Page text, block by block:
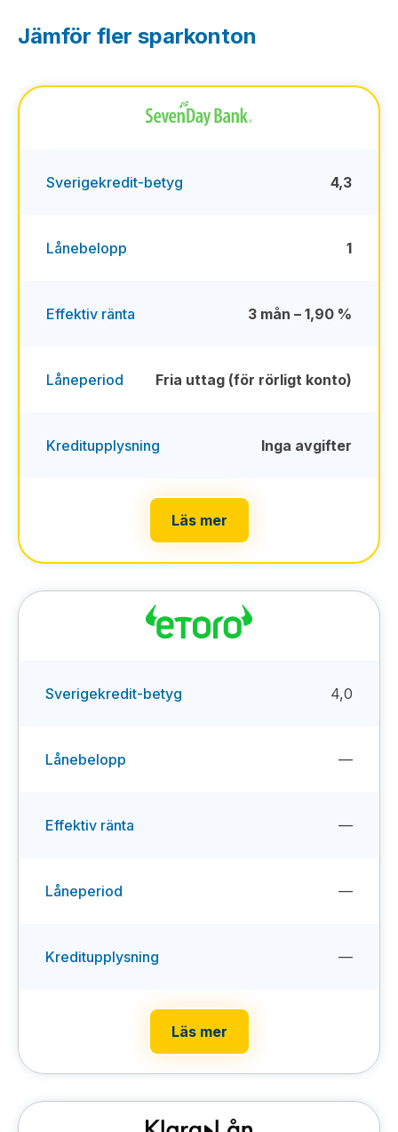
Jämför fler sparkonton
Sverigekredit-betyg 4,3
Lånebelopp 1
Effektiv ränta 3 mån – 1,90 %
Låneperiod Fria uttag (för rörligt konto)
Kreditupplysning Inga avgifter
Läs mer
Sverigekredit-betyg 4,0
Lånebelopp —
Effektiv ränta —
Låneperiod —
Kreditupplysning —
Läs mer